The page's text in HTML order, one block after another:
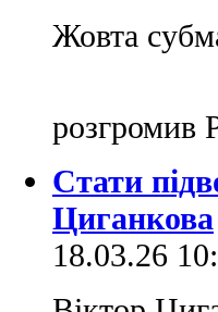
Жовта
розгромив
Стати
Циганкова
18.03.26